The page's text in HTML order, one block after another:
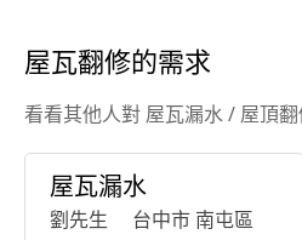
屋瓦翻修的需求
看看其他人對 屋瓦漏水 / 屋頂
屋瓦漏水
劉先生 台中市 南屯區